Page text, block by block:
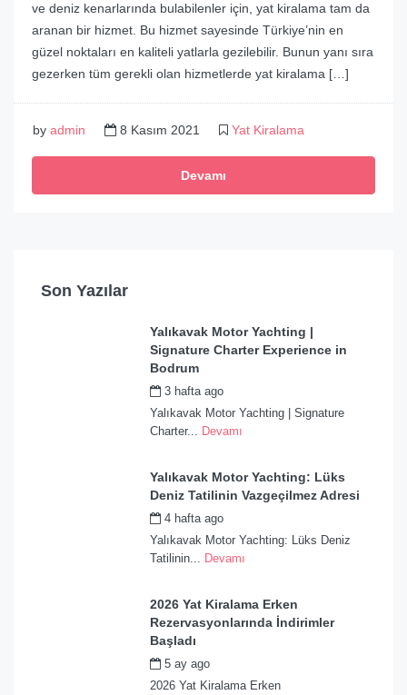
ve deniz kenarlarında bulabilenler için, yat kiralama tam da
aranan bir hizmet. Bu hizmet sayesinde Türkiye’nin en
güzel noktaları en kaliteli yatlarla gezilebilir. Bunun yanı sıra
gezerken tüm gerekli olan hizmetlerde yat kiralama […]
by admin 8 Kasım 2021 Yat Kiralama
Devamı
Son Yazılar
Yalıkavak Motor Yachting |
Signature Charter Experience in
Bodrum
3 hafta ago
Yalıkavak Motor Yachting | Signature
Charter... Devamı
Yalıkavak Motor Yachting: Lüks
Deniz Tatilinin Vazgeçilmez Adresi
4 hafta ago
Yalıkavak Motor Yachting: Lüks Deniz
Tatilinin... Devamı
2026 Yat Kiralama Erken
Rezervasyonlarında İndirimler
Başladı
5 ay ago
2026 Yat Kiralama Erken